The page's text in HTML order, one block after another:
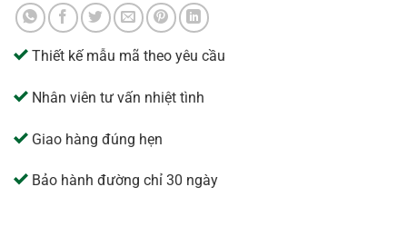
Thiết kế mẫu mã theo yêu cầu
Nhân viên tư vấn nhiệt tình
Giao hàng đúng hẹn
Bảo hành đường chỉ 30 ngày